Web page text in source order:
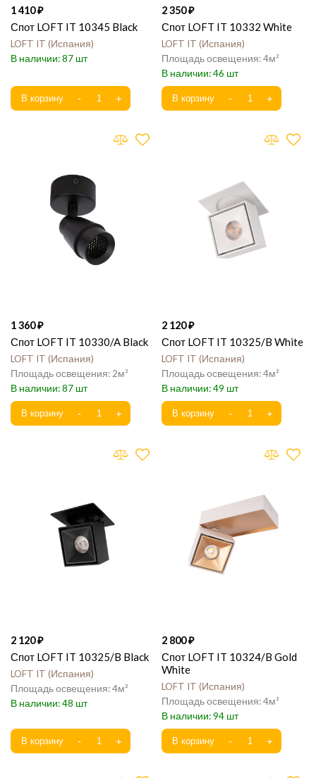
1 410
Спот LOFT IT 10345 Black
LOFT IT Испания
87
2 350
Спот LOFT IT 10332 White
LOFT IT Испания
4
46
1 360
Спот LOFT IT 10330/A Black
LOFT IT Испания
2
87
2 120
Спот LOFT IT 10325/B White
LOFT IT Испания
4
49
2 120
Спот LOFT IT 10325/B Black
LOFT IT Испания
4
48
2 800
Спот LOFT IT 10324/B Gold
White
LOFT IT Испания
4
94